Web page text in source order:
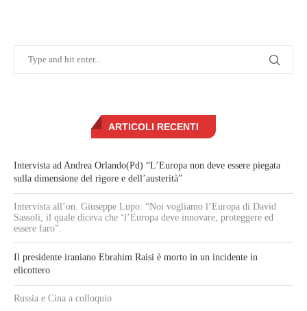
ARTICOLI RECENTI
Intervista ad Andrea Orlando(Pd) “L’Europa non deve essere piegata
sulla dimensione del rigore e dell’austerità”
Intervista all’on. Giuseppe Lupo: “Noi vogliamo l’Europa di David
Sassoli, il quale diceva che ‘l’Europa deve innovare, proteggere ed
essere faro”.
Il presidente iraniano Ebrahim Raisi è morto in un incidente in
elicottero
Russia e Cina a colloquio